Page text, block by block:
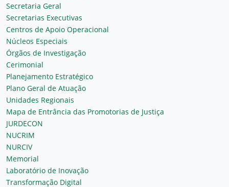
Secretaria Geral
Secretarias Executivas
Centros de Apoio Operacional
Núcleos Especiais
Órgãos de Investigação
Cerimonial
Planejamento Estratégico
Plano Geral de Atuação
Unidades Regionais
Mapa de Entrância das Promotorias de Justiça
JURDECON
NUCRIM
NURCIV
Memorial
Laboratório de Inovação
Transformação Digital